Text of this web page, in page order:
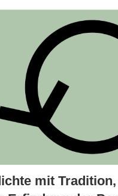
mit